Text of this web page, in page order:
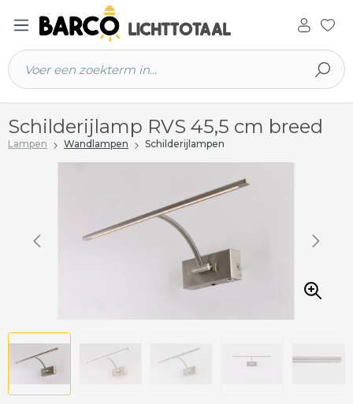
hoofdinhoud
Schilderijlamp RVS 45,5 cm breed
Lampen Wandlampen Schilderijlampen